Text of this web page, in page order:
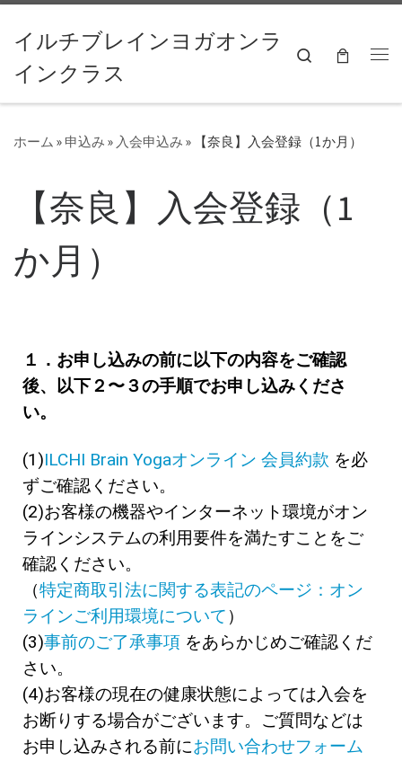
コンテンツへスキップ
イルチブレインヨガオンラ
インクラス
Search
ホーム » 申込み » 入会申込み » 【奈良】入会登録（1か月）
【奈良】入会登録（1
か月）
１．お申し込みの前に以下の内容をご確認
後、以下２〜３の手順でお申し込みくださ
い。
(1)ILCHI Brain Yogaオンライン 会員約款 を必
ずご確認ください。
(2)お客様の機器やインターネット環境がオン
ラインシステムの利用要件を満たすことをご
確認ください。
（特定商取引法に関する表記のページ：オン
ラインご利用環境について ）
(3)事前のご了承事項 をあらかじめご確認くだ
さい。
(4)お客様の現在の健康状態によっては入会を
お断りする場合がございます。ご質問などは
お申し込みされる前にお問い合わせフォーム